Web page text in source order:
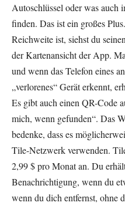
Autoschlüssel oder was auch
finden. Das ist ein großes
Reichweite ist, siehst du
der Kartenansicht der App.
und wenn das Telefon eines
„verlorenes“ Gerät erkennt,
Es gibt auch einen QR-Code
mich, wenn gefunden“. Das
bedenke, dass es
Tile-Netzwerk verwenden.
2,99 $ pro Monat an. Du
Benachrichtigung, wenn du
wenn du dich entfernst, ohne